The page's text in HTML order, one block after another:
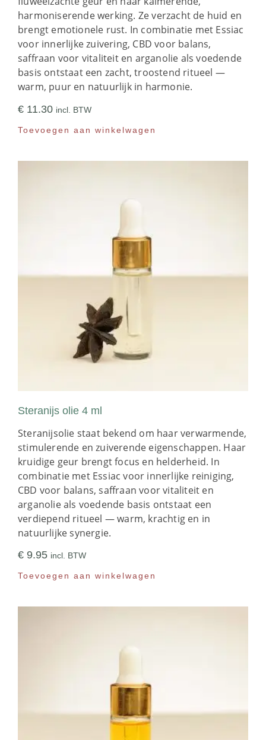
harmoniserende werking. Ze verzacht de huid en
brengt emotionele rust. In combinatie met Essiac
voor innerlijke zuivering, CBD voor balans,
saffraan voor vitaliteit en arganolie als voedende
basis ontstaat een zacht, troostend ritueel —
warm, puur en natuurlijk in harmonie.
€ 11.30 incl. BTW
Toevoegen aan winkelwagen
Steranijs olie 4 ml
Steranijsolie staat bekend om haar verwarmende,
stimulerende en zuiverende eigenschappen. Haar
kruidige geur brengt focus en helderheid. In
combinatie met Essiac voor innerlijke reiniging,
CBD voor balans, saffraan voor vitaliteit en
arganolie als voedende basis ontstaat een
verdiepend ritueel — warm, krachtig en in
natuurlijke synergie.
€ 9.95 incl. BTW
Toevoegen aan winkelwagen